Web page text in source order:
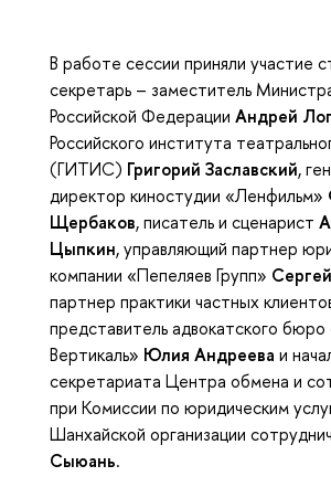
В работе сессии приняли участие
секретарь – заместитель
Российской Федерации Андрей
Российского института
(ГИТИС) Григорий Заславский,
директор киностудии «Ленфильм»
Щербаков, писатель и сценарист
Цыпкин, управляющий партнер
компании «Пепеляев Групп»
партнер практики частных
представитель адвокатского бюро
Вертикаль» Юлия Андреева и
секретариата Центра обмена и
при Комиссии по юридическим
Шанхайской организации
Сыюань.